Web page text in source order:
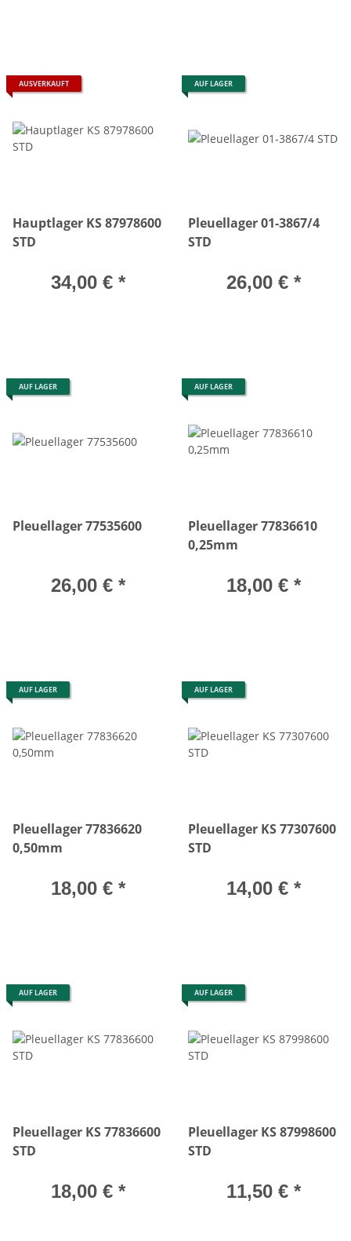
AUSVERKAUFT
Hauptlager KS 87978600
STD
34,00 € *
AUF LAGER
Pleuellager 01-3867/4
STD
26,00 € *
AUF LAGER
Pleuellager 77535600
26,00 € *
AUF LAGER
Pleuellager 77836610
0,25mm
18,00 € *
AUF LAGER
Pleuellager 77836620
0,50mm
18,00 € *
AUF LAGER
Pleuellager KS 77307600
STD
14,00 € *
AUF LAGER
Pleuellager KS 77836600
STD
18,00 € *
AUF LAGER
Pleuellager KS 87998600
STD
11,50 € *